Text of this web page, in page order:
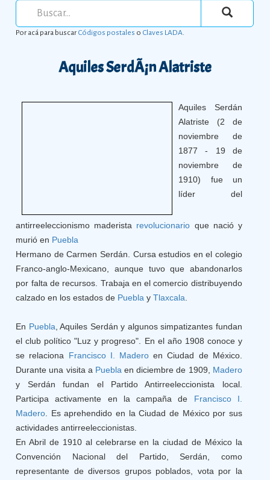
Por acá para buscarCódigos postales o Claves LADA.
Aquiles SerdÃ¡n Alatriste
Aquiles Serdán
Alatriste (2 de
noviembre de
1877 - 19 de
noviembre de
1910) fue un
líder del
antirreeleccionismo maderista revolucionario que nació y
murió en Puebla
Hermano de Carmen Serdán. Cursa estudios en el colegio
Franco-anglo-Mexicano, aunque tuvo que abandonarlos
por falta de recursos. Trabaja en el comercio distribuyendo
calzado en los estados de Puebla yTlaxcala
En Puebla , Aquiles Serdán y algunos simpatizantes fundan
el club político "Luz y progreso". En el año 1908 conoce y
se relaciona Francisco I. Madero en Ciudad de México.
Durante una visita a Puebla en diciembre de 1909, Madero
y Serdán fundan el Partido Antirreeleccionista local.
Participa activamente en la campaña de Francisco I.
Madero . Es aprehendido en la Ciudad de México por sus
actividades antirreeleccionistas.
En Abril de 1910 al celebrarse en la ciudad de México la
Convención Nacional del Partido, Serdán, como
representante de diversos grupos poblados, vota por la